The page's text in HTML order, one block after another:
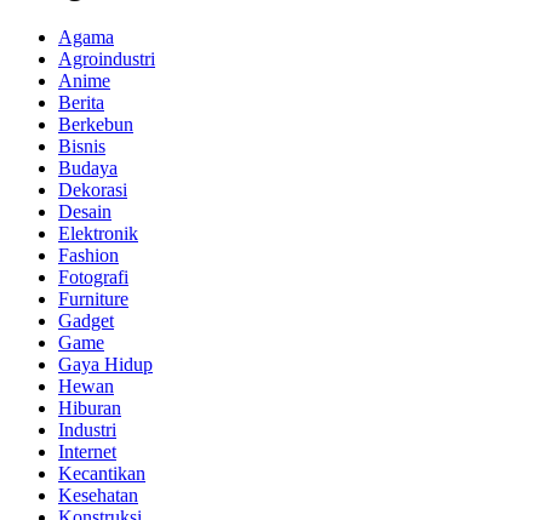
Agama
Agroindustri
Anime
Berita
Berkebun
Bisnis
Budaya
Dekorasi
Desain
Elektronik
Fashion
Fotografi
Furniture
Gadget
Game
Gaya Hidup
Hewan
Hiburan
Industri
Internet
Kecantikan
Kesehatan